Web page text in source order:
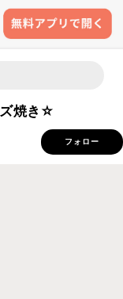
焼き☆
フォロー